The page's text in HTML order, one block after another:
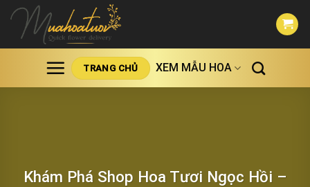
Skip
content
TRANG CHỦ XEM MẪU HOA
Khám Phá Shop Hoa Tươi Ngọc Hồi –